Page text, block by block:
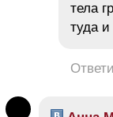
тела
туда и